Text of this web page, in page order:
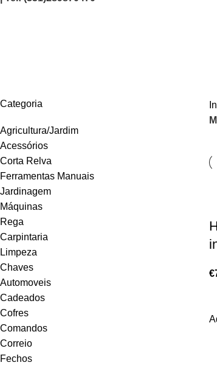
Categoria
Agricultura/Jardim
Acessórios
Corta Relva
Ferramentas Manuais
Jardinagem
Máquinas
Rega
Carpintaria
Limpeza
Chaves
Automoveis
Cadeados
Cofres
Comandos
Correio
Fechos
€